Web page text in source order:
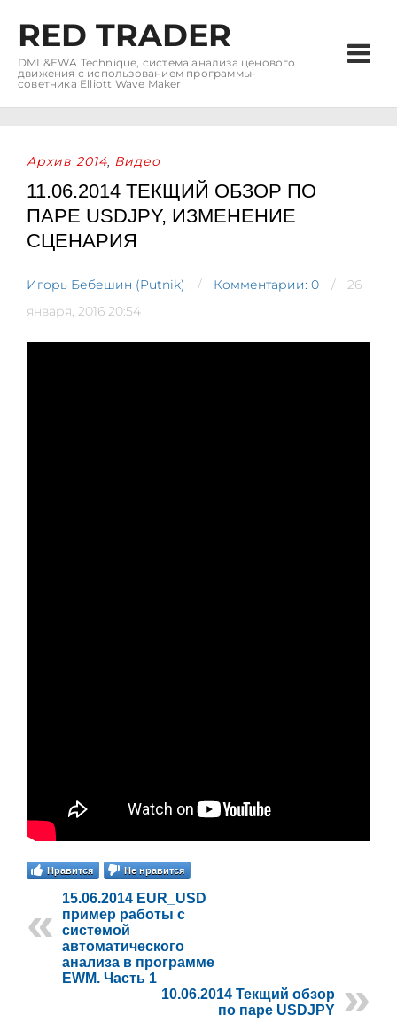
RED TRADER
DML&EWA Technique, система анализа ценового
движения с использованием программы-
советника Elliott Wave Maker
Архив 2014, Видео
11.06.2014 ТЕКЩИЙ ОБЗОР ПО
ПАРЕ USDJPY, ИЗМЕНЕНИЕ
СЦЕНАРИЯ
Игорь Бебешин (Putnik) Комментарии: 0
26
января, 2016 20:54
Нравится Не нравится
15.06.2014 EUR_USD
пример работы с
системой
автоматического
анализа в программе
EWM. Часть 1
10.06.2014 Текщий обзор
по паре USDJPY